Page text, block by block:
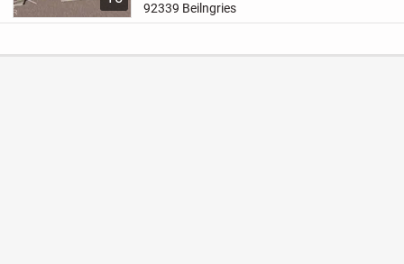
ARZBERG in Beilngries...
92339 Beilngries